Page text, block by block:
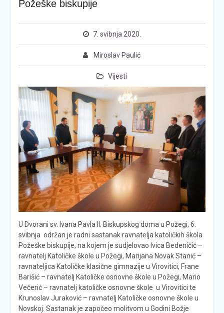
Požeške biskupije
7. svibnja 2020.
Miroslav Paulić
Vijesti
U Dvorani sv. Ivana Pavla II. Biskupskog doma u Požegi, 6.
svibnja održan je radni sastanak ravnatelja katoličkih škola
Požeške biskupije, na kojem je sudjelovao Ivica Bedeničić –
ravnatelj Katoličke škole u Požegi, Marijana Novak Stanić –
ravnateljica Katoličke klasične gimnazije u Virovitici, Frane
Barišić – ravnatelj Katoličke osnovne škole u Požegi, Mario
Večerić – ravnatelj katoličke osnovne škole u Virovitici te
Krunoslav Juraković – ravnatelj Katoličke osnovne škole u
Novskoj. Sastanak je započeo molitvom u Godini Božje